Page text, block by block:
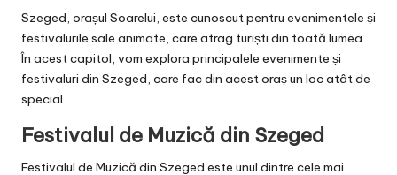
Szeged, orașul Soarelui, este cunoscut pentru evenimentele și
festivalurile sale animate, care atrag turiști din toată lumea.
În acest capitol, vom explora principalele evenimente și
festivaluri din Szeged, care fac din acest oraș un loc atât de
special.
Festivalul de Muzică din Szeged
Festivalul de Muzică din Szeged este unul dintre cele mai